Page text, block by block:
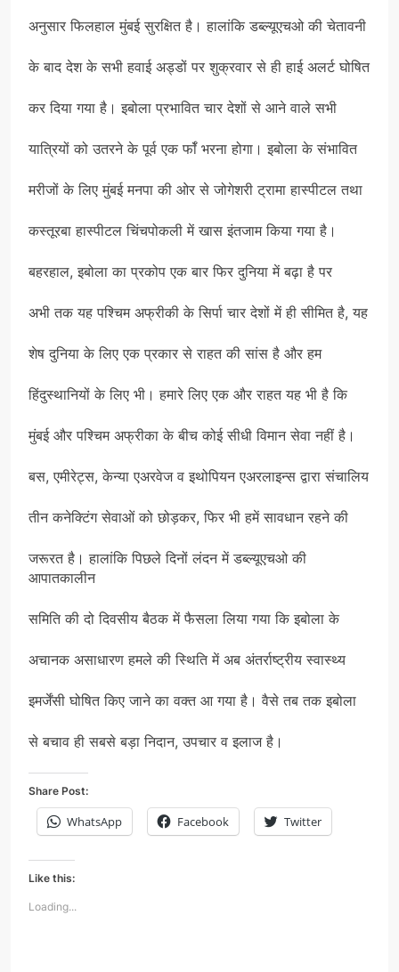
अनुसार फिलहाल मुंबई सुरक्षित है। हालांकि डब्ल्यूएचओ की चेतावनी
के बाद देश के सभी हवाई अड्डों पर शुक्रवार से ही हाई अलर्ट घोषित
कर दिया गया है। इबोला प्रभावित चार देशों से आने वाले सभी
यात्रियों को उतरने के पूर्व एक र्फॉ भरना होगा। इबोला के संभावित
मरीजों के लिए मुंबई मनपा की ओर से जोगेशरी ट्रामा हास्पीटल तथा
कस्तूरबा हास्पीटल चिंचपोकली में खास इंतजाम किया गया है।
बहरहाल, इबोला का प्रकोप एक बार फिर दुनिया में बढ़ा है पर
अभी तक यह पश्चिम अफ्रीकी के सिर्पा चार देशों में ही सीमित है, यह
शेष दुनिया के लिए एक प्रकार से राहत की सांस है और हम
हिंदुस्थानियों के लिए भी। हमारे लिए एक और राहत यह भी है कि
मुंबई और पश्चिम अफ्रीका के बीच कोई सीधी विमान सेवा नहीं है।
बस, एमीरेट्स, केन्या एअरवेज व इथोपियन एअरलाइन्स द्वारा संचालिय
तीन कनेक्टिंग सेवाओं को छोड़कर, फिर भी हमें सावधान रहने की
जरूरत है। हालांकि पिछले दिनों लंदन में डब्ल्यूएचओ की
आपातकालीन
समिति की दो दिवसीय बैठक में फैसला लिया गया कि इबोला के
अचानक असाधारण हमले की स्थिति में अब अंतर्राष्ट्रीय स्वास्थ्य
इमर्जेंसी घोषित किए जाने का वक्त आ गया है। वैसे तब तक इबोला
से बचाव ही सबसे बड़ा निदान, उपचार व इलाज है।
Share Post:
WhatsApp Facebook Twitter
Like this:
Loading...